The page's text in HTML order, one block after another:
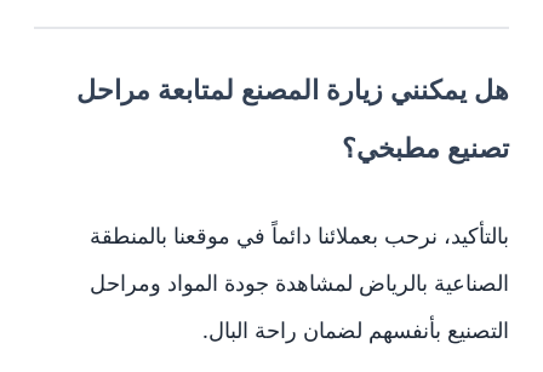
هل يمكنني زيارة المصنع لمتابعة مراحل
تصنيع مطبخي؟
بالتأكيد، نرحب بعملائنا دائماً في موقعنا بالمنطقة
الصناعية بالرياض لمشاهدة جودة المواد ومراحل
التصنيع بأنفسهم لضمان راحة البال.